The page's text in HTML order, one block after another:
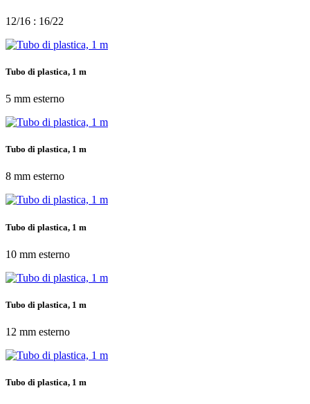
12/16 : 16/22
Tubo di plastica, 1 m
5 mm esterno
Tubo di plastica, 1 m
8 mm esterno
Tubo di plastica, 1 m
10 mm esterno
Tubo di plastica, 1 m
12 mm esterno
Tubo di plastica, 1 m